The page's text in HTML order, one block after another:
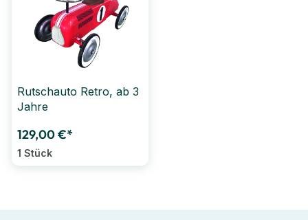
Rutschauto Retro, ab 3
Jahre
129,00 €*
1 Stück